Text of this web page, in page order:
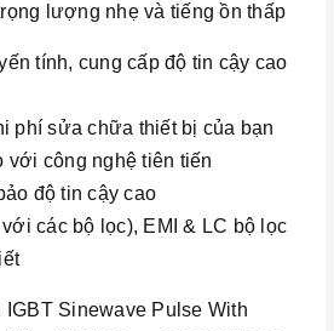
lượng nhẹ và tiếng ồn thấp
tính, cung cấp độ tin cậy cao
phí sửa chữa thiết bị của bạn
với công nghệ tiên tiến
độ tin cậy cao
các bộ lọc), EMI & LC bộ lọc
Sinewave Pulse With